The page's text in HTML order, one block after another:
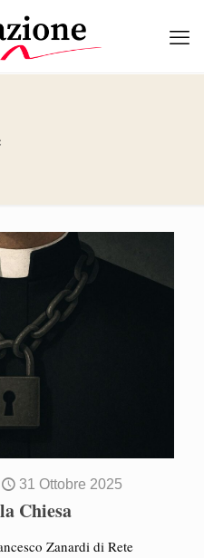
31 Ottobre 2025
Chiesa
Zanardi di Rete